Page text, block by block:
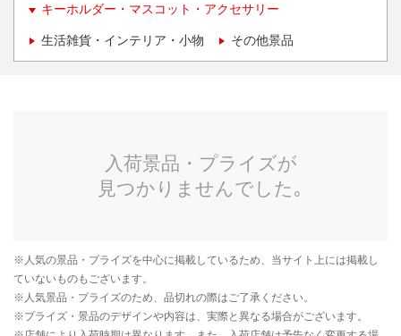
キーホルダー・マスコット・アクセサリー
生活雑貨・インテリア・小物 その他景品